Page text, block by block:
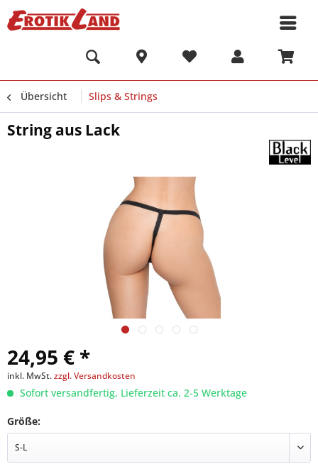
Übersicht Slips & Strings
String aus Lack
24,95 € *
inkl. MwSt.zzgl. Versandkosten
Sofort versandfertig, Lieferzeit ca. 2-5 Werktage
Größe: